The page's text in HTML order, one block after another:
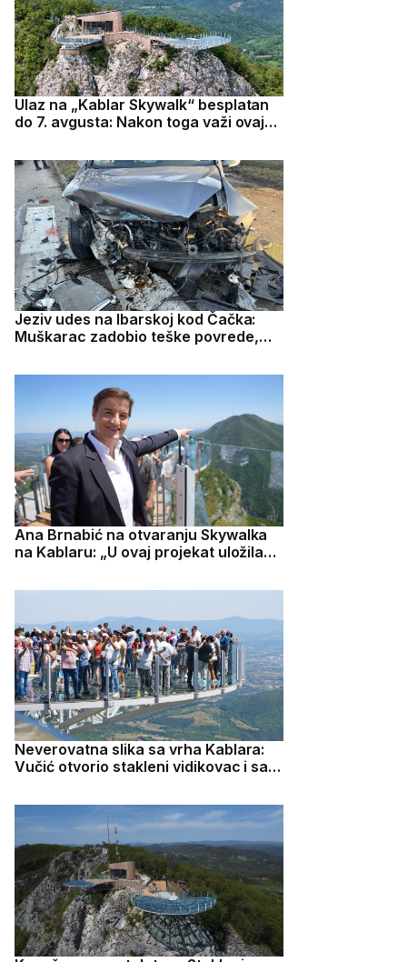
Ulaz na „Kablar Skywalk“ besplatan
do 7. avgusta: Nakon toga važi ovaj
Jeziv udes na Ibarskoj kod Čačka:
Muškarac zadobio teške povrede,
Ana Brnabić na otvaranju Skywalka
na Kablaru: „U ovaj projekat uložila
Neverovatna slika sa vrha Kablara:
Vučić otvorio stakleni vidikovac i sam
može da izdrži preko 130 tona